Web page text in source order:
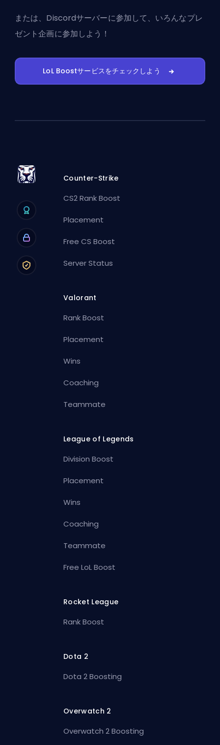
または、 Discordサーバーに参加して、いろんなプレ
ゼント企画に参加しよう！
LoL Boostサービスをチェックしよう
Counter-Strike
CS2 Rank Boost
Placement
Free CS Boost
Server Status
Valorant
Rank Boost
Placement
Wins
Coaching
Teammate
League of Legends
Division Boost
Placement
Wins
Coaching
Teammate
Free LoL Boost
Rocket League
Rank Boost
Dota 2
Dota 2 Boosting
Overwatch 2
Overwatch 2 Boosting